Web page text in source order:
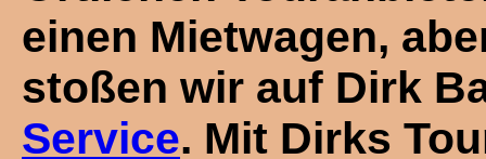
einen Mietwagen,
stoßen wir auf Dirk
Service. Mit Dirks